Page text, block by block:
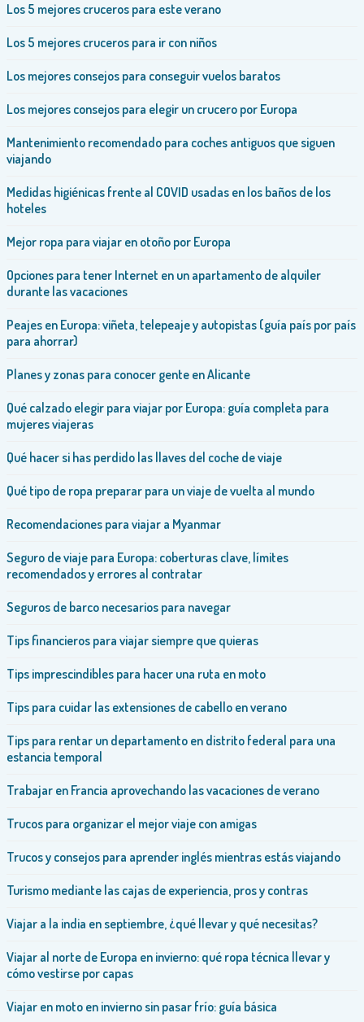
Los 5 mejores cruceros para este verano
Los 5 mejores cruceros para ir con niños
Los mejores consejos para conseguir vuelos baratos
Los mejores consejos para elegir un crucero por Europa
Mantenimiento recomendado para coches antiguos que siguen
viajando
Medidas higiénicas frente al COVID usadas en los baños de los
hoteles
Mejor ropa para viajar en otoño por Europa
Opciones para tener Internet en un apartamento de alquiler
durante las vacaciones
Peajes en Europa: viñeta, telepeaje y autopistas (guía país por país
para ahorrar)
Planes y zonas para conocer gente en Alicante
Qué calzado elegir para viajar por Europa: guía completa para
mujeres viajeras
Qué hacer si has perdido las llaves del coche de viaje
Qué tipo de ropa preparar para un viaje de vuelta al mundo
Recomendaciones para viajar a Myanmar
Seguro de viaje para Europa: coberturas clave, límites
recomendados y errores al contratar
Seguros de barco necesarios para navegar
Tips financieros para viajar siempre que quieras
Tips imprescindibles para hacer una ruta en moto
Tips para cuidar las extensiones de cabello en verano
Tips para rentar un departamento en distrito federal para una
estancia temporal
Trabajar en Francia aprovechando las vacaciones de verano
Trucos para organizar el mejor viaje con amigas
Trucos y consejos para aprender inglés mientras estás viajando
Turismo mediante las cajas de experiencia, pros y contras
Viajar a la india en septiembre, ¿qué llevar y qué necesitas?
Viajar al norte de Europa en invierno: qué ropa técnica llevar y
cómo vestirse por capas
Viajar en moto en invierno sin pasar frío: guía básica